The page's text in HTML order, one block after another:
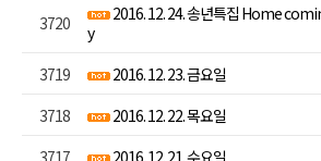
3720
2016. 12. 24. 송년특집 Home
y
3719 2016. 12. 23. 금요일
3718
2016. 12. 22. 목요일
3717
2016. 12. 21. 수요일